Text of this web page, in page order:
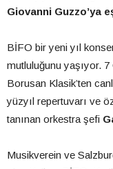
Giovanni Guzzo’ya
BİFO bir yeni yıl
mutluluğunu yaşıyor.
Borusan Klasik’ten
yüzyıl repertuvarı ve
tanınan orkestra şefi
Musikverein ve